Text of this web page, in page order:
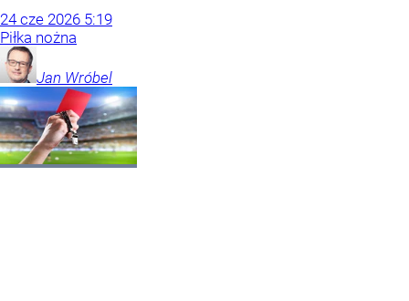
24 cze 2026 5:19
Piłka nożna
Jan Wróbel